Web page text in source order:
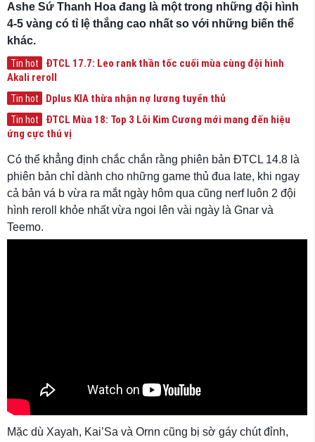
Ashe Sứ Thanh Hoa đang là một trong những đội hình
4-5 vàng có tỉ lệ thắng cao nhất so với những biến thể
khác.
Tin hot
ĐTCL 17.7: Leo rank thần tốc cuối mùa cùng đội hình
Akali reroll
Tin hot Dplus KIA thừa nhận nợ lương tuyển thủ
Tin hot
ĐTCL Mùa 18: Top 3 Lõi Kim Cương mới mang đến hiệu
ứng cực thú vị
Có thể khẳng định chắc chắn rằng phiên bản ĐTCL 14.8 là
phiên bản chỉ dành cho những game thủ đua late, khi ngay
cả bản vá b vừa ra mắt ngày hôm qua cũng nerf luôn 2 đội
hình reroll khỏe nhất vừa ngoi lên vài ngày là Gnar và
Teemo.
Mặc dù Xayah, Kai’Sa và Ornn cũng bị sờ gáy chút đỉnh,